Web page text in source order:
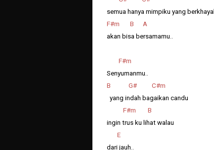
semua hanya mimpiku yang berkhayal
F#m B A
akan bisa bersamamu..
F#m
Senyumanmu..
B G# C#m
yang indah bagaikan candu
F#m B
ingin trus ku lihat walau
E
dari jauh..